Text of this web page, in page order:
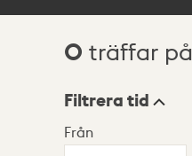
Sökresultat
0 träffar på
Visningsläge
Filtrera tid
Från